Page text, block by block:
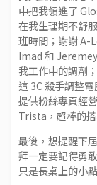
中把我領進了
在我生理期不舒
班時間；謝謝 A-
Imad 和
我工作中的調劑
這 3C 殺手調整
提供粉絲專頁經
Trista，超棒的搭
最後，想提醒下
拜一定要記得勇
只是長桌上的小